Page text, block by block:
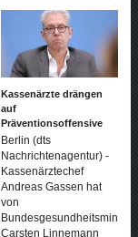
Kassenärzte drängen
auf
Präventionsoffensive
Berlin (dts
Nachrichtenagentur) -
Kassenärztechef
Andreas Gassen hat
von
Bundesgesundheitsminister
Carsten Linnemann